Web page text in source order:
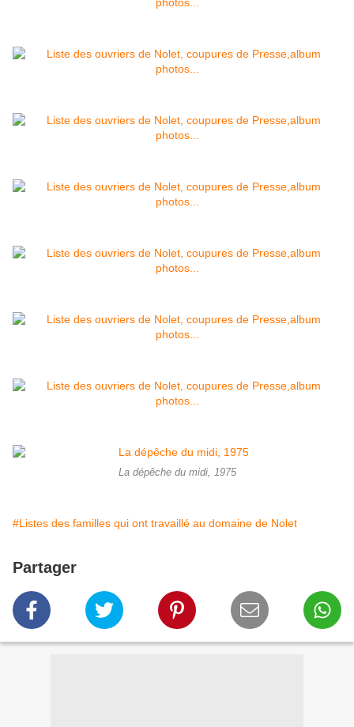
La dépêche du midi, 1975
#Listes des familles qui ont travaillé au domaine de Nolet
Partager